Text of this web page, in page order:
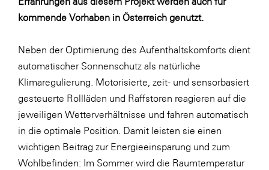
Lidl Österreich
MTH Retail Group
OMV
OptimaMed
PAGRO
PHH Rechtsanwält:innen
Primark
kommende Vorhaben in Österreich genutzt.
Neben der Optimierung des Aufenthaltskomforts dient
automatischer Sonnenschutz als natürliche
Klimaregulierung. Motorisierte, zeit- und sensorbasiert
gesteuerte Rollläden und Raffstoren reagieren auf die
jeweiligen Wetterverhältnisse und fahren automatisch
in die optimale Position. Damit leisten sie einen
wichtigen Beitrag zur Energieeinsparung und zum
Wohlbefinden: Im Sommer wird die Raumtemperatur